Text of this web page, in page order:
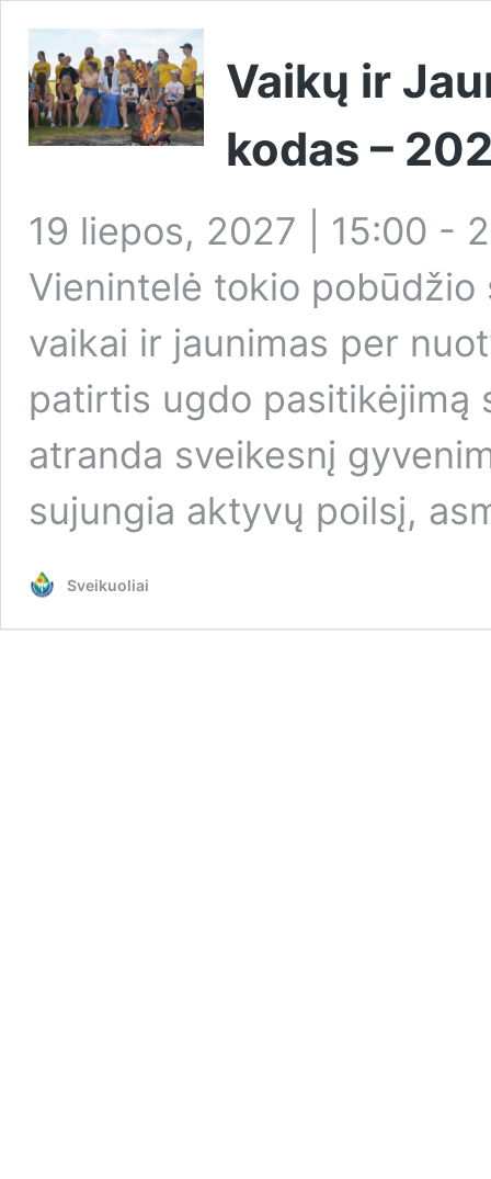
Vaikų ir
kodas –
19 liepos, 2027 | 15:00 -
Vienintelė tokio
vaikai ir jaunimas per
patirtis ugdo pasitikėjimą
atranda sveikesnį
sujungia aktyvų poilsį,
Sveikuoliai